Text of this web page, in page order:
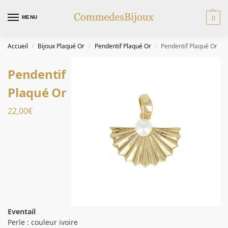
MENU 0
Accueil / Bijoux Plaqué Or / Pendentif Plaqué Or / Pendentif Plaqué Or
Pendentif
Plaqué Or
22,00€
Eventail
Perle : couleur ivoire